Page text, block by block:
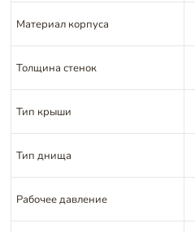
Материал корпуса
Толщина стенок
Тип крыши
Тип днища
Рабочее давление